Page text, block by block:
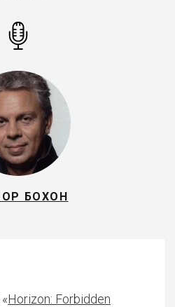
БОХОН
Horizon: Forbidden